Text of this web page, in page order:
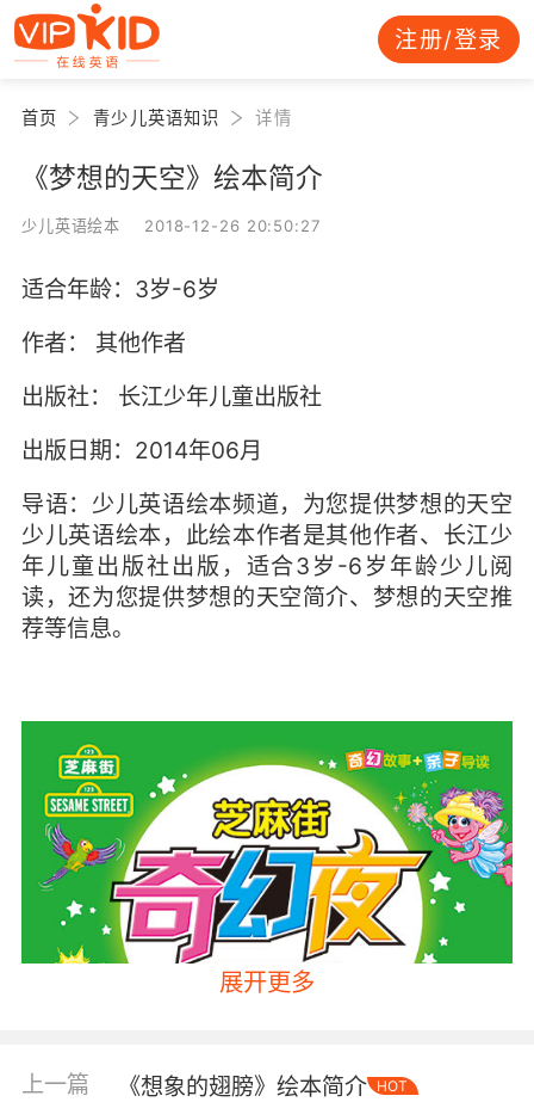
注册/登录
首页 青少儿英语知识 详情
《梦想的天空》绘本简介
少儿英语绘本 2018-12-26 20:50:27
适合年龄：3岁-6岁
作者： 其他作者
出版社： 长江少年儿童出版社
出版日期：2014年06月
导语：少儿英语绘本频道，为您提供梦想的天空
少儿英语绘本，此绘本作者是其他作者、长江少
年儿童出版社出版，适合3岁-6岁年龄少儿阅
读，还为您提供梦想的天空简介、梦想的天空推
荐等信息。
展开更多
上一篇 《想象的翅膀》绘本简介 HOT